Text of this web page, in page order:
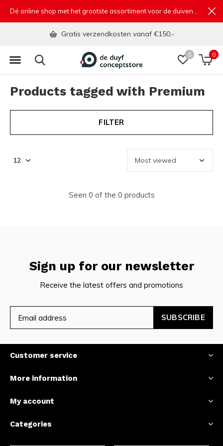
0 0
Gratis verzendkosten vanaf €150,-
Products tagged with Premium
FILTER
Seen 0 of the 0 products
Sign up for our newsletter
Receive the latest offers and promotions
SUBSCRIBE
Customer service
More information
My account
Categories